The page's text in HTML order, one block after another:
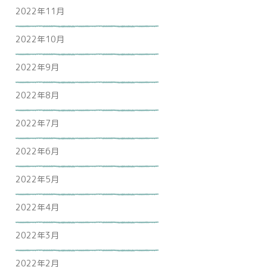
2022年11月
2022年10月
2022年9月
2022年8月
2022年7月
2022年6月
2022年5月
2022年4月
2022年3月
2022年2月